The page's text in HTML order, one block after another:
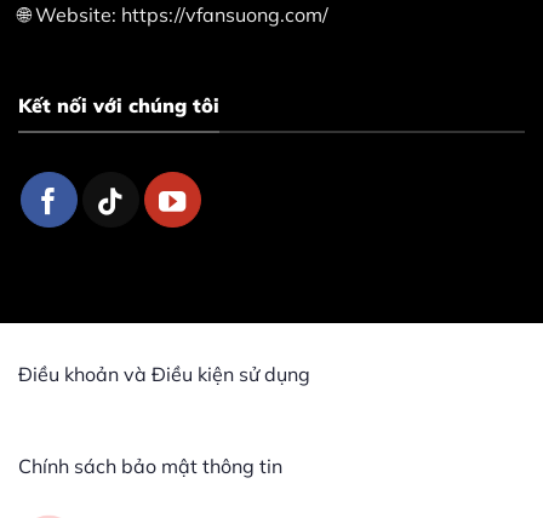
🌐 Website: https://vfansuong.com/
Kết nối với chúng tôi
Điều khoản và Điều kiện sử dụng
Chính sách bảo mật thông tin